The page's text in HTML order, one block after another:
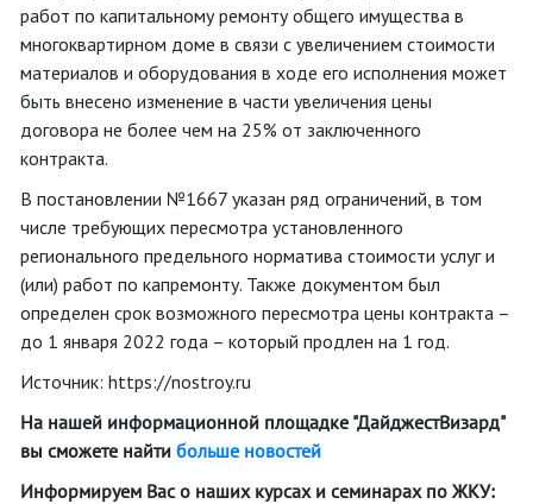
работ по капитальному ремонту общего имущества в
многоквартирном доме в связи с увеличением стоимости
материалов и оборудования в ходе его исполнения может
быть внесено изменение в части увеличения цены
договора не более чем на 25% от заключенного
контракта.
В постановлении №1667 указан ряд ограничений, в том
числе требующих пересмотра установленного
регионального предельного норматива стоимости услуг и
(или) работ по капремонту. Также документом был
определен срок возможного пересмотра цены контракта –
до 1 января 2022 года – который продлен на 1 год.
Источник: https://nostroy.ru
На нашей информационной площадке "ДайджестВизард"
вы сможете найти больше новостей
Информируем Вас о наших курсах и семинарах по ЖКУ: